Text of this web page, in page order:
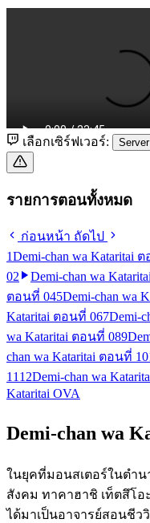
เลือกเซิร์ฟเวอร์:
รายการตอนทั้งหมด
ก่อนหน้า ถัดไป
1Demi-chan wa Kataritai
02
Demi-chan wa
ตอนที่ 045Demi-chan wa
Kataritai ตอนที่ 067Demi-
wa Kataritai ตอนที่ 089
chan wa Kataritai ตอนที่ 10
11 12Demi-chan wa
Kataritai OVA
Demi-chan wa
ในยุคที่มอนสเตอร์ในตำน
สังคม ทาคาฮาชิ เท็ตสึโอ
ได้มาเป็นอาจารย์สอนชีว